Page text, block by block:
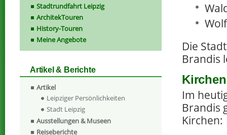
Die
Brandis
Im
Brandis
Kirchen:
Stadtrundfahrt Leipzig
ArchitekTouren
History-Touren
Meine Angebote
Artikel & Berichte
Artikel
Leipziger Persönlichkeiten
Stadt Leipzig
Ausstellungen & Museen
Reiseberichte